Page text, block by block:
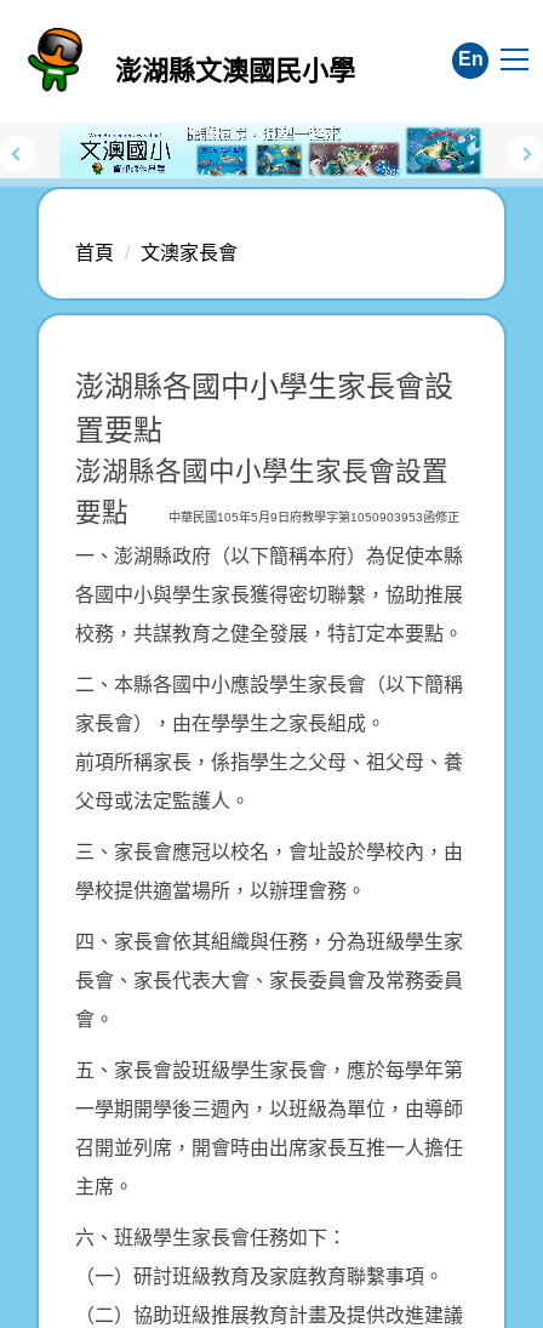
容
區
澎湖縣文澳國民小學 En
首頁 文澳家長會
澎湖縣各國中小學生家長會設
置要點
澎湖縣各國中小學生家長會設置
要點
中華民國105年5月9日府教學字第1050903953函修正
一、澎湖縣政府（以下簡稱本府）為促使本縣
各國中小與學生家長獲得密切聯繫，協助推展
校務，共謀教育之健全發展，特訂定本要點。
二、本縣各國中小應設學生家長會（以下簡稱
家長會），由在學學生之家長組成。
前項所稱家長，係指學生之父母、祖父母、養
父母或法定監護人。
三、家長會應冠以校名，會址設於學校內，由
學校提供適當場所，以辦理會務。
四、家長會依其組織與任務，分為班級學生家
長會、家長代表大會、家長委員會及常務委員
會。
五、家長會設班級學生家長會，應於每學年第
一學期開學後三週內，以班級為單位，由導師
召開並列席，開會時由出席家長互推一人擔任
主席。
六、班級學生家長會任務如下：
（一）研討班級教育及家庭教育聯繫事項。
（二）協助班級推展教育計畫及提供改進建議